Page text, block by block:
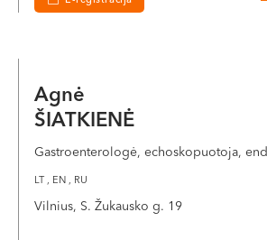
Agnė
ŠIATKIENĖ
Gastroenterologė, echoskopuotoja,
LT , EN , RU
Vilnius, S. Žukausko g. 19